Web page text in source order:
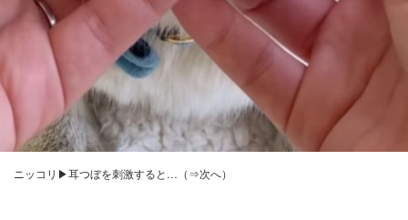
ニッコリ▶耳つぼを刺激すると…（⇒次へ）